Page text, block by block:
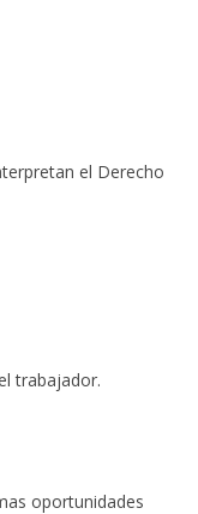
el Derecho
trabajador.
oportunidades